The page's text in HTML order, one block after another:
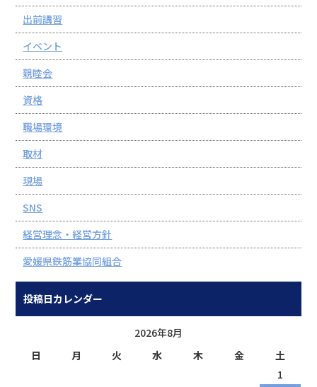
出前講習
イベント
親睦会
資格
職場環境
取材
現場
SNS
経営理念・経営方針
愛媛県鉄筋業協同組合
投稿日カレンダー
2026年8月
日
月 火 水 木 金
土
1